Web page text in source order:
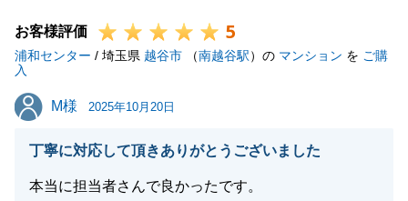
お客様評価 5
浦和センター / 埼玉県 越谷市 （南越谷駅）の マンション を ご購
入
M様
M様 2025年10月20日
丁寧に対応して頂きありがとうございました
本当に担当者さんで良かったです。